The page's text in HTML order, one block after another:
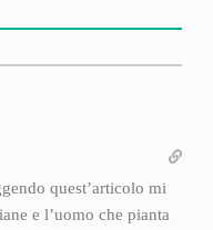
quest’articolo mi
e l’uomo che pianta